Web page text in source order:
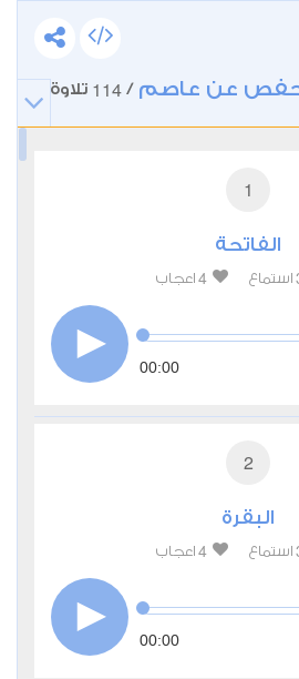
- حفص عن عاصم /
114 تلاوة
1
الفاتحة
استماع 4 اعجاب
00:00
2
البقرة
استماع 4 اعجاب
00:00